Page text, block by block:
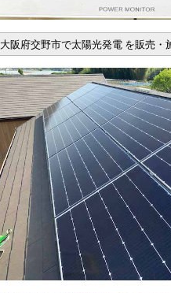
大阪府交野市で太陽光発電 を販売・